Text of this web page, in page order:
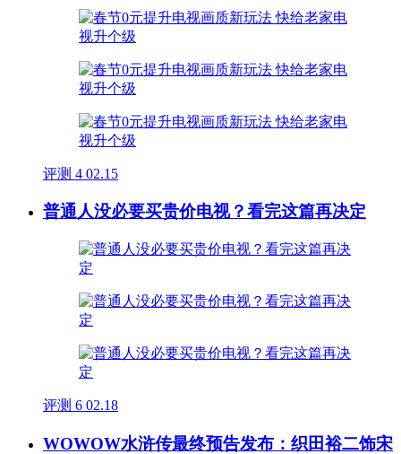
评测 4 02.15
普通人没必要买贵价电视？看完这篇再决定
评测 6 02.18
WOWOW水浒传最终预告发布：织田裕二饰宋